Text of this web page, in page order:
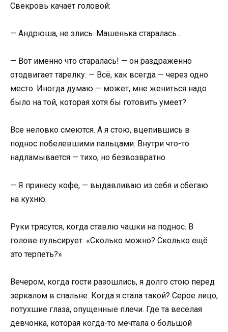
Свекровь качает головой:
— Андрюша, не злись. Машенька старалась…
— Вот именно что старалась! — он раздраженно
отодвигает тарелку. — Всё, как всегда — через одно
место. Иногда думаю — может, мне жениться надо
было на той, которая хотя бы готовить умеет?
Все неловко смеются. А я стою, вцепившись в
поднос побелевшими пальцами. Внутри что-то
надламывается — тихо, но безвозвратно.
— Я принесу кофе, — выдавливаю из себя и сбегаю
на кухню.
Руки трясутся, когда ставлю чашки на поднос. В
голове пульсирует: «Сколько можно? Сколько ещё
это терпеть?»
Вечером, когда гости разошлись, я долго стою перед
зеркалом в спальне. Когда я стала такой? Серое лицо,
потухшие глаза, опущенные плечи. Где та весёлая
девчонка, которая когда-то мечтала о большой